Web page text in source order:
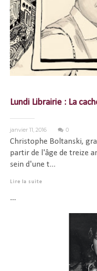
Lundi Librairie : La
janvier 11, 2016 0
Christophe Boltanski,
partir de l'âge de treize
sein d'une t...
Lire la suite
...